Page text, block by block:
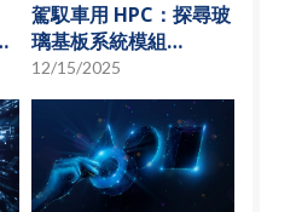
駕馭車用 HPC：探尋玻
璃基板系統模組
(SoMoG) 技術的「最佳
甜蜜點」
12/15/2025